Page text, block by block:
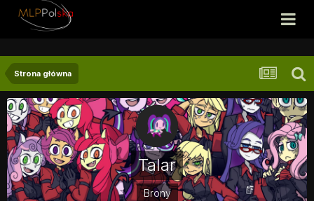
Strona główna
Talar
Brony